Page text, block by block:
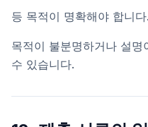
등 목적이 명확해야 합니다.
목적이 불분명하거나 설
수 있습니다.